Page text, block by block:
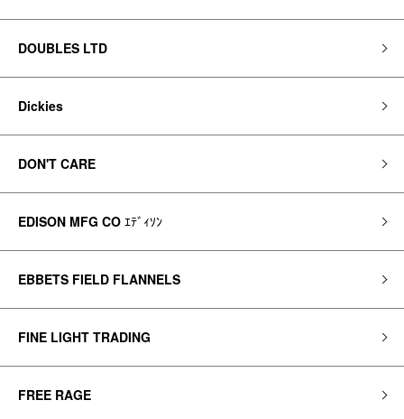
DOUBLES LTD
Dickies
DON'T CARE
EDISON MFG CO ｴﾃﾞｨｿﾝ
EBBETS FIELD FLANNELS
FINE LIGHT TRADING
FREE RAGE